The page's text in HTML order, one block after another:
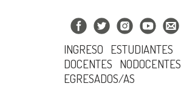
INGRESO
ESTUDIANTES
DOCENTES
NODOCENTES
EGRESADOS/AS